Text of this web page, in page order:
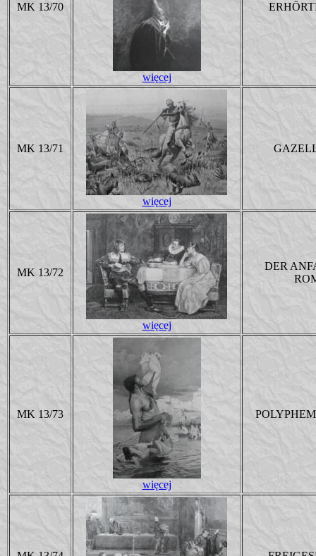
MK 13/70
więcej
MK 13/71
więcej
MK 13/72
więcej
DER
MK 13/73
więcej